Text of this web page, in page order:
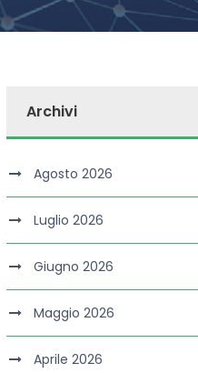
Archivi
Agosto 2026
Luglio 2026
Giugno 2026
Maggio 2026
Aprile 2026